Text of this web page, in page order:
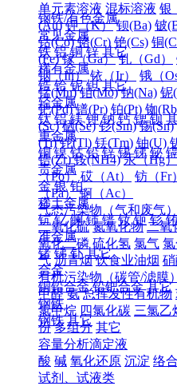
单元素溶液 混标溶液 银
(Au) 钾（K） 钡(Ba) 铍
钴(Co) 铬(Cr) 铯(Cs) 铜
(Fe) 镓（Ga） 钆（Gd）
铟（In） 铱（Ir） 锇（Os
锰(Mn) 钼(Mo) 钠(Na) 铌
钯(Pd) 镨(Pr) 铂(Pt) 铷
(Sc) 硒(Se) 钐(Sm) 锡(Sn)
(Ti) 铊(Tl) 铥(Tm) 铀(U)
锆(Zr) 铵(NH4) 汞（Hg）
（Po） 砹（At） 钫（Fr）
（Pa） 锕（Ac）
气态污染物（气和废气）
二氧化硫 氮氧化物 二氧
氧化二磷 硫化氢 氯气
气 沥青烟 饮食业油烟
有机污染物（碳管/滤膜
甲醛 氨 总挥发性有机物
氯甲烷 四氯化碳 三氯乙
份 多组分 其它
容量分析滴定液
酸 碱 氧化还原 沉淀 络合
试剂、试液类
钢铁/有色金属
常见金属
铁 铝 铜 锌 其它
稀有金属
锆 铪 铌 钽 其它
轻金属
钛 铝 镁 钾 钠 钙 锶 钡
重金属
铜 镍 钴 铅 锌 锡 锑 铋
贵金属
金 银 铂
稀土金属
钪 钇 镧 铈 镨 钕 钷 钐
准金属
锗 锑 钋 其它
合金
铜铅合金 铅钯合金 其它
钢铁
钢铁 其它